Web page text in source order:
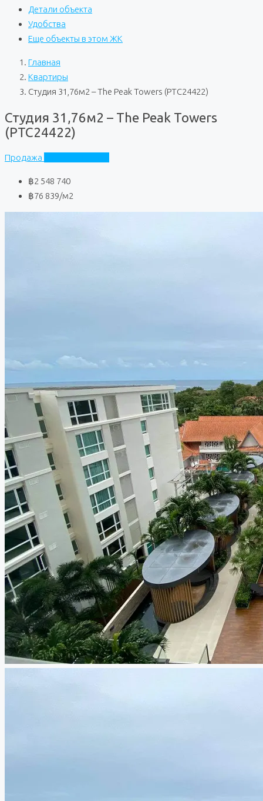
Детали объекта
Удобства
Еще объекты в этом ЖК
Главная
Квартиры
Студия 31,76м2 – The Peak Towers (PTC24422)
Студия 31,76м2 – The Peak Towers
(PTC24422)
Продажа
฿2 548 740
฿76 839/м2